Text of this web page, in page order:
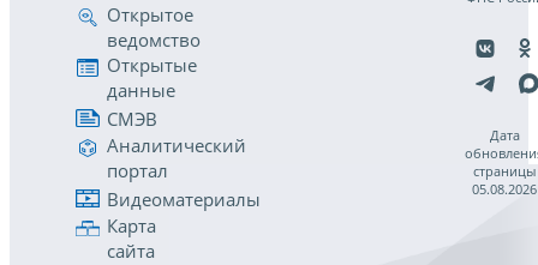
Открытое
ведомство
Открытые
данные
СМЭВ
Аналитический
портал
Видеоматериалы
Карта
сайта
Дата
страницы
05.08.2026